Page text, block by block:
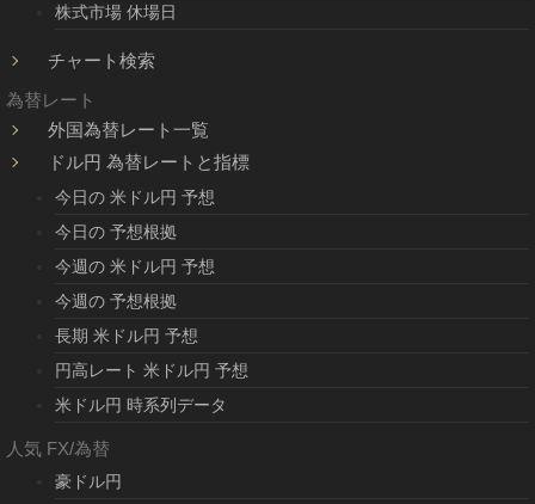
株式市場 休場日
チャート検索
為替レート
外国為替レート一覧
ドル円 為替レートと指標
今日の 米ドル円 予想
今日の 予想根拠
今週の 米ドル円 予想
今週の 予想根拠
長期 米ドル円 予想
円高レート 米ドル円 予想
米ドル円 時系列データ
人気 FX/為替
豪ドル円